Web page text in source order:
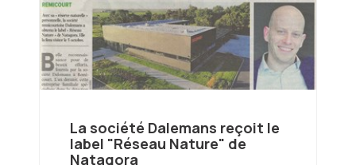
La société Dalemans reçoit le
label "Réseau Nature" de
Natagora